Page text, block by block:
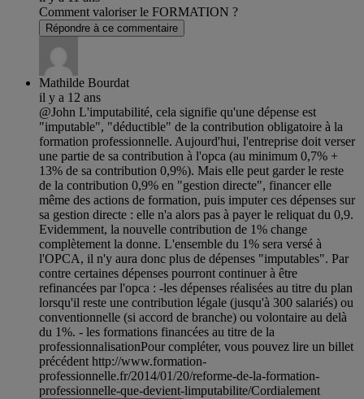
Comment valoriser le FORMATION ?
Répondre à ce commentaire
Mathilde Bourdat
il y a 12 ans
@John L'imputabilité, cela signifie qu'une dépense est
"imputable", "déductible" de la contribution obligatoire à la
formation professionnelle. Aujourd'hui, l'entreprise doit verser
une partie de sa contribution à l'opca (au minimum 0,7% +
13% de sa contribution 0,9%). Mais elle peut garder le reste
de la contribution 0,9% en "gestion directe", financer elle
même des actions de formation, puis imputer ces dépenses sur
sa gestion directe : elle n'a alors pas à payer le reliquat du 0,9.
Evidemment, la nouvelle contribution de 1% change
complètement la donne. L'ensemble du 1% sera versé à
l'OPCA, il n'y aura donc plus de dépenses "imputables". Par
contre certaines dépenses pourront continuer à être
refinancées par l'opca : -les dépenses réalisées au titre du plan
lorsqu'il reste une contribution légale (jusqu'à 300 salariés) ou
conventionnelle (si accord de branche) ou volontaire au delà
du 1%. - les formations financées au titre de la
professionnalisationPour compléter, vous pouvez lire un billet
précédent http://www.formation-
professionnelle.fr/2014/01/20/reforme-de-la-formation-
professionnelle-que-devient-limputabilite/Cordialement